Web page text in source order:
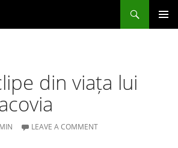
din viața lui
LEAVE A COMMENT